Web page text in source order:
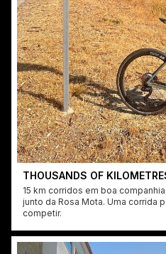
THOUSANDS OF
15 km corridos em boa
junto da Rosa Mota. Uma corrida
competir.